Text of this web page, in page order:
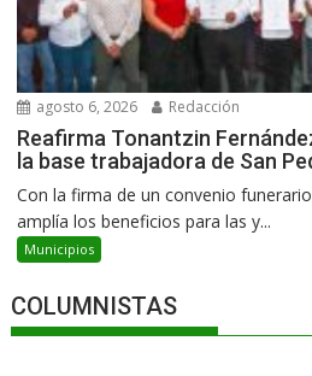
agosto 6, 2026 Redacción
Reafirma Tonantzin
la base trabajadora de San
Con la firma de un convenio
amplía los beneficios para las y...
Municipios
COLUMNISTAS